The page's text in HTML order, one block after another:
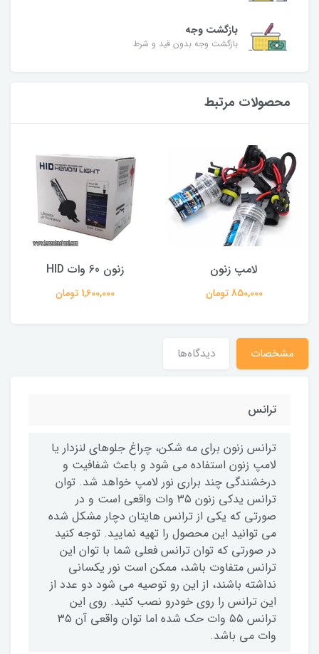
بازگشت وجه
بازگشت وجه بدون قید و شرط
محصولات مرتبط
لامپ زنون
850,000 تومان
زنون 60 وات HID
1,600,000 تومان
مشخصات دیدگاه‌ها
ترانس
ترانس زنون برای مه شکن، چراغ جلوهای لنزدار یا
لامپ زنون استفاده می شود و باعث شفافیت و
درخشندگی چند براری نور لامپ خواهد شد. توان
ترانس یدکی زنون ۳۵ وات واقعی است و در
صورتی که یکی از ترانس هایتان دچار مشکل شده
می توانید این محصول را تهیه نمایید. توجه کنید
در صورتی که توان ترانس فعلی شما با توان این
ترانس متفاوت باشد، ممکن است نور یکسانی
نداشته باشند، از این رو توصیه می شود دو عدد از
این ترانس را روی خودرو نصب کنید. روی این
ترانس ۵۵ وات حک شده اما توان واقعی آن ۳۵
وات می باشد.